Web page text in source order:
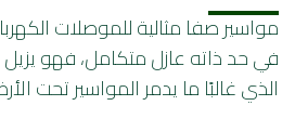
مواسير صفا مثالية للموصلات
في حد ذاته عازل متكامل، فهو يزيل
الذي غالبًا ما يدمر المواسير تحت